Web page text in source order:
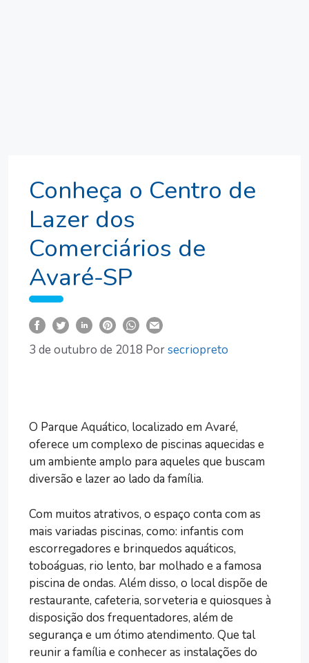
Conheça o Centro de
Lazer dos
Comerciários de
Avaré-SP
3 de outubro de 2018 Porsecriopreto
O Parque Aquático, localizado em Avaré,
oferece um complexo de piscinas aquecidas e
um ambiente amplo para aqueles que buscam
diversão e lazer ao lado da família.
Com muitos atrativos, o espaço conta com as
mais variadas piscinas, como: infantis com
escorregadores e brinquedos aquáticos,
toboáguas, rio lento, bar molhado e a famosa
piscina de ondas. Além disso, o local dispõe de
restaurante, cafeteria, sorveteria e quiosques à
disposição dos frequentadores, além de
segurança e um ótimo atendimento. Que tal
reunir a família e conhecer as instalações do